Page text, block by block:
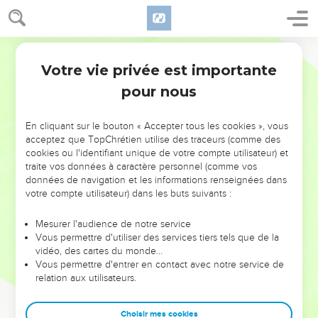
NE MANQUEZ PAS L’ÉVÉNEMENT
DE L’ANNÉE !
ET SI LEURS ERREURS POUVAIENT VOUS ÉVITER LES
VOTRES ?
leur foi ou leur vision. Mais on voit moins les doutes, les erreurs
et les saisons difficiles qu'ils ont traversés, alors même que ce
sont elles qui les ont façonnés.
Dans cette conférence, leaders, entrepreneurs, et responsables
clés pour avancer avec plus de sagesse afin que leurs erreurs
Votre vie privée est importante
pour nous
En cliquant sur le bouton « Accepter tous les cookies », vous
acceptez que TopChrétien utilise des traceurs (comme des
cookies ou l'identifiant unique de votre compte utilisateur) et
traite vos données à caractère personnel (comme vos
données de navigation et les informations renseignées dans
votre compte utilisateur) dans les buts suivants :
Mesurer l'audience de notre service
Vous permettre d'utiliser des services tiers tels que de la
vidéo, des cartes du monde…
Vous permettre d'entrer en contact avec notre service de
relation aux utilisateurs.
Choisir mes cookies